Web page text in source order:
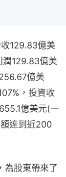
129.83億美
潤129.83億美
億美
，投資收
億美元(一
達到近200
為股東帶來了